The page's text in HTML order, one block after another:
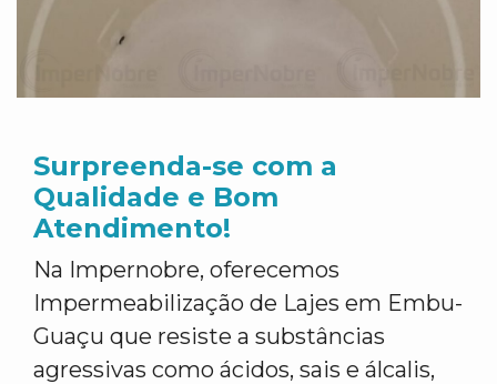
Surpreenda-se com a
Qualidade e Bom
Atendimento!
Na Impernobre, oferecemos
Impermeabilização de Lajes em Embu-
Guaçu que resiste a substâncias
agressivas como ácidos, sais e álcalis,